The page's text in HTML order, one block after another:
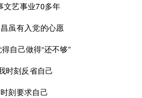
文艺事业70多年
虽有入党的心愿
自己做得“还不够”
时刻反省自己
时刻要求自己